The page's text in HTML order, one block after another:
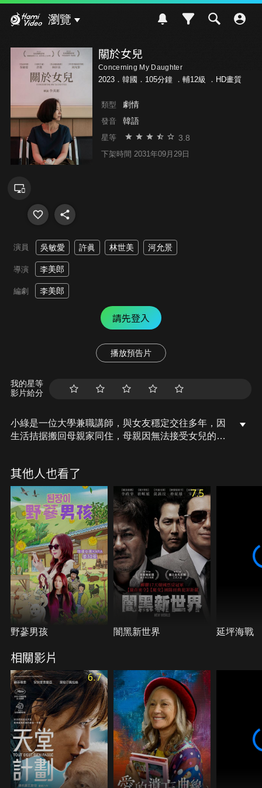
瀏覽
關於女兒
Concerning My Daughter
2023．韓國．105分鐘 ． 輔12級 ．HD畫質
類型 劇情
發音 韓語
星等 3.8
下架時間 2031年09月29日
演員 吳敏愛 許眞 林世美 河允景
導演 李美郎
編劇 李美郎
請先登入
播放預告片
我的星等
影片給分
小綠是一位大學兼職講師，與女友穩定交往多年，因
生活拮据搬回母親家同住，母親因無法接受女兒的性
女兒的未來與這位老人聯繫起來，心境也因此改變，
慢慢敞開心胸，試著去接納那些被社會邊緣化的人。
其他人也看了
野蔘男孩
7.5
闇黑新世界 延坪海戰
相關影片
6.7